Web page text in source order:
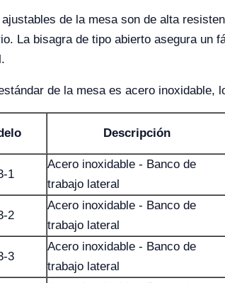
de la mesa son de alta
La bisagra de tipo abierto asegura un
de la mesa es acero inoxidable,
Descripción
1
Acero inoxidable - Banco de
trabajo lateral
2
Acero inoxidable - Banco de
trabajo lateral
3
Acero inoxidable - Banco de
trabajo lateral